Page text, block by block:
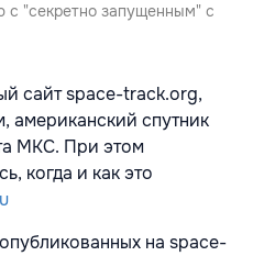
с "секретно запущенным" с
сайт space-track.org,
американский спутник
МКС. При этом
когда и как это
на space-